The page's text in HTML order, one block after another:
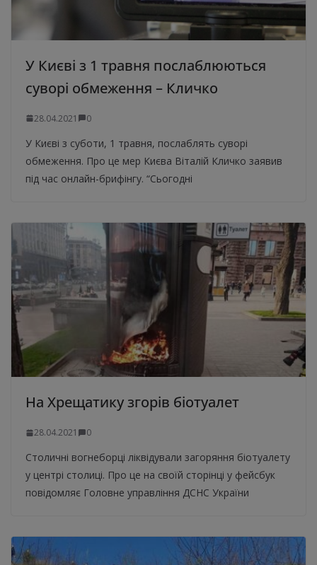
У Києві з 1 травня послаблюються
суворі обмеження – Кличко
28.04.2021 0
У Києві з суботи, 1 травня, послаблять суворі
обмеження. Про це мер Києва Віталій Кличко заявив
під час онлайн-брифінгу. “Сьогодні
На Хрещатику згорів біотуалет
28.04.2021 0
Столичні вогнеборці ліквідували загоряння біотуалету
у центрі столиці. Про це на своїй сторінці у фейсбук
повідомляє Головне управління ДСНС України